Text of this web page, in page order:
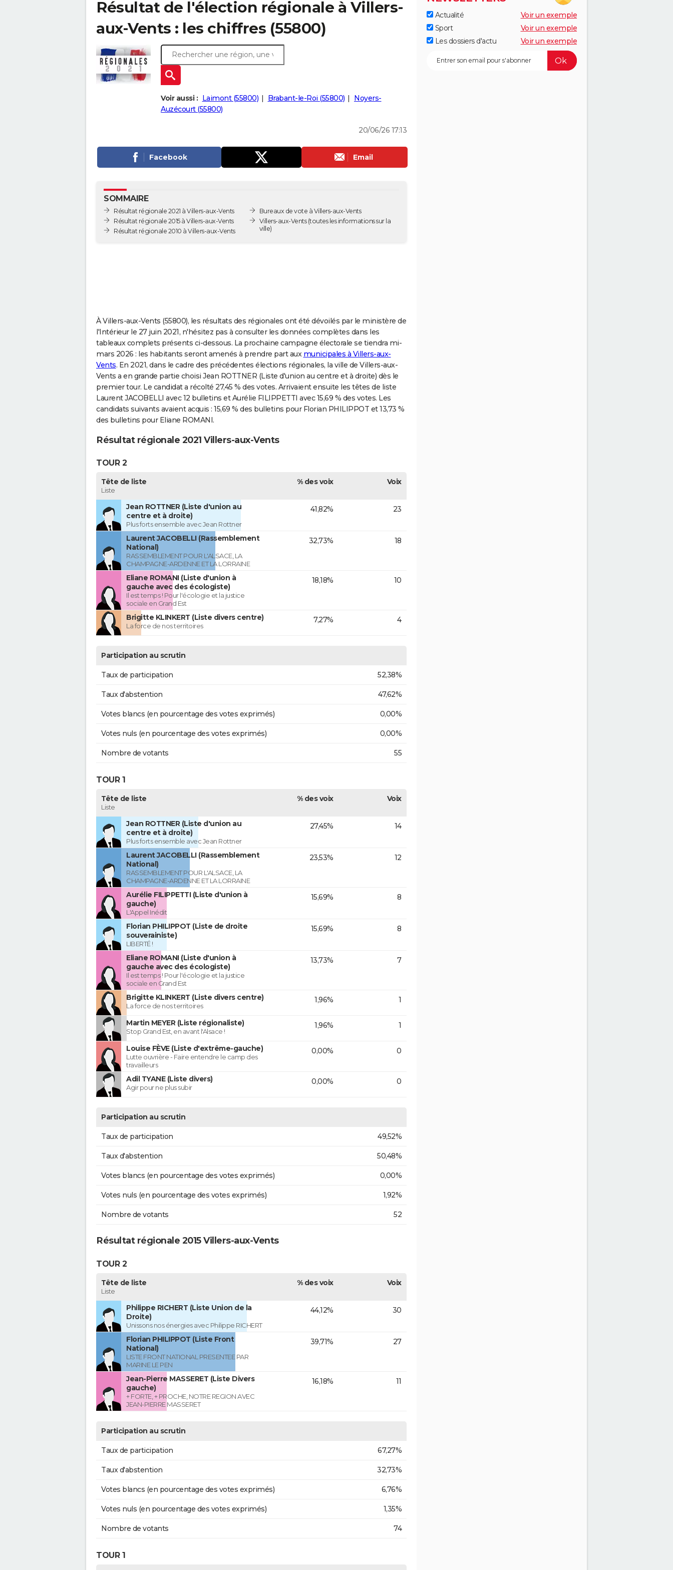
Résultat de l'élection régionale à Villers-
aux-Vents : les chiffres (55800)
Voir aussi : Laimont (55800) Brabant-le-Roi (55800)
Noyers-
Auzécourt (55800)
20/06/26 17:13
Facebook Email
SOMMAIRE
Résultat régionale 2021 à Villers-aux-Vents
Résultat régionale 2015 à Villers-aux-Vents
Résultat régionale 2010 à Villers-aux-Vents
Bureaux de vote à Villers-aux-Vents
Villers-aux-Vents(toutes les informations sur la
ville)
À Villers-aux-Vents (55800), les résultats des régionales ont été dévoilés par le ministère de
l'Intérieur le 27 juin 2021, n'hésitez pas à consulter les données complètes dans les
tableaux complets présents ci-dessous. La prochaine campagne électorale se tiendra mi-
mars 2026 : les habitants seront amenés à prendre part aux municipales à Villers-aux-
Vents. En 2021, dans le cadre des précédentes élections régionales, la ville de Villers-aux-
Vents a en grande partie choisi Jean ROTTNER (Liste d'union au centre et à droite) dès le
premier tour. Le candidat a récolté 27,45 % des votes. Arrivaient ensuite les têtes de liste
Laurent JACOBELLI avec 12 bulletins et Aurélie FILIPPETTI avec 15,69 % des votes. Les
candidats suivants avaient acquis : 15,69 % des bulletins pour Florian PHILIPPOT et 13,73 %
des bulletins pour Eliane ROMANI.
Résultat régionale 2021 Villers-aux-Vents
TOUR 2
Tête de liste
Liste
% des voix Voix
Jean ROTTNER (Liste d'union au
centre et à droite)
Plus forts ensemble avec Jean Rottner
41,82% 23
Laurent JACOBELLI (Rassemblement
National)
RASSEMBLEMENT POUR L'ALSACE, LA
CHAMPAGNE-ARDENNE ET LA LORRAINE
32,73% 18
Eliane ROMANI (Liste d'union à
gauche avec des écologiste)
Il est temps ! Pour l'écologie et la justice
sociale en Grand Est
18,18% 10
Brigitte KLINKERT (Liste divers centre)
La force de nos territoires
7,27% 4
Participation au scrutin
Taux de participation 52,38%
Taux d'abstention 47,62%
Votes blancs (en pourcentage des votes exprimés) 0,00%
Votes nuls (en pourcentage des votes exprimés) 0,00%
Nombre de votants 55
TOUR 1
Tête de liste
Liste
% des voix Voix
Jean ROTTNER (Liste d'union au
centre et à droite)
Plus forts ensemble avec Jean Rottner
27,45% 14
Laurent JACOBELLI (Rassemblement
National)
RASSEMBLEMENT POUR L'ALSACE, LA
CHAMPAGNE-ARDENNE ET LA LORRAINE
23,53% 12
Aurélie FILIPPETTI (Liste d'union à
gauche)
L'Appel Inédit
15,69% 8
Florian PHILIPPOT (Liste de droite
souverainiste)
LIBERTÉ !
15,69% 8
Eliane ROMANI (Liste d'union à
gauche avec des écologiste)
Il est temps ! Pour l'écologie et la justice
sociale en Grand Est
13,73% 7
Brigitte KLINKERT (Liste divers centre)
La force de nos territoires
1,96% 1
Martin MEYER (Liste régionaliste)
Stop Grand Est, en avant l'Alsace !
1,96% 1
Louise FÈVE (Liste d'extrême-gauche)
Lutte ouvrière - Faire entendre le camp des
travailleurs
0,00% 0
Adil TYANE (Liste divers)
Agir pour ne plus subir
0,00% 0
Participation au scrutin
Taux de participation 49,52%
Taux d'abstention 50,48%
Votes blancs (en pourcentage des votes exprimés) 0,00%
Votes nuls (en pourcentage des votes exprimés) 1,92%
Nombre de votants 52
Résultat régionale 2015 Villers-aux-Vents
TOUR 2
Tête de liste
Liste
% des voix Voix
Philippe RICHERT (Liste Union de la
Droite)
Unissons nos énergies avec Philippe RICHERT
44,12% 30
Florian PHILIPPOT (Liste Front
National)
LISTE FRONT NATIONAL PRESENTEE PAR
MARINE LE PEN
39,71% 27
Jean-Pierre MASSERET (Liste Divers
gauche)
+ FORTE, + PROCHE, NOTRE REGION AVEC
JEAN-PIERRE MASSERET
16,18% 11
Participation au scrutin
Taux de participation 67,27%
Taux d'abstention 32,73%
Votes blancs (en pourcentage des votes exprimés) 6,76%
Votes nuls (en pourcentage des votes exprimés) 1,35%
Nombre de votants 74
TOUR 1
Actualité
Voir un exemple
Sport
Voir un exemple
Les dossiers d'actu
Voir un exemple